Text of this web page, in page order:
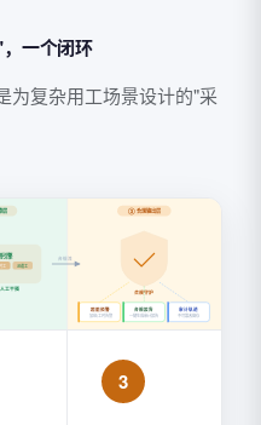
一个闭环
为复杂用工场景设计的"采
层 ③ 合规输出层
引擎
工 派遣工
人工干预
合规流
合规守护
超限预警
加班/工时告警
合规报告
一键生成审计报告
审计轨迹
不可篡改留存
3